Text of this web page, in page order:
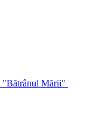
"Bătrânul Mării"